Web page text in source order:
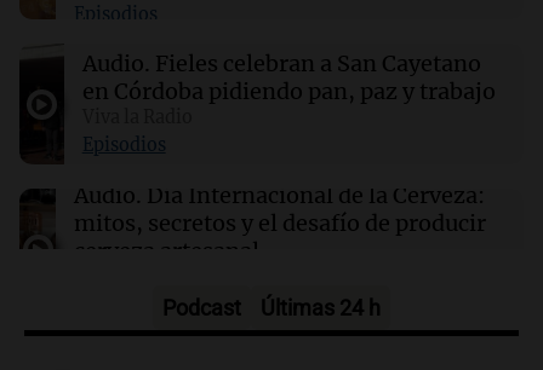
Incendio en un edificio al lado de la casa de
Cameron Hamilton asumirá la FEMA tras su
confirmación en el Senado de EE.UU.
Episodios
Audio. Fieles celebran a San Cayetano
en Córdoba pidiendo pan, paz y trabajo
Episodios
Audio. Día Internacional de la Cerveza:
mitos, secretos y el desafío de producir
cerveza artesanal
Audio.Tucumán enfrenta un equilibrio
Podcast Últimas 24 h